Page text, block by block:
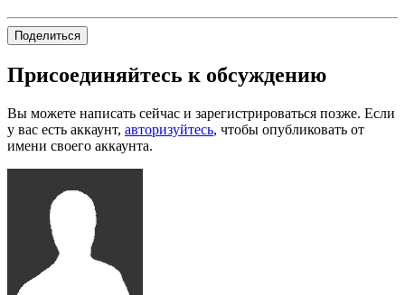
Поделиться
Присоединяйтесь к обсуждению
Вы можете написать сейчас и зарегистрироваться позже. Если
у вас есть аккаунт, авторизуйтесь, чтобы опубликовать от
имени своего аккаунта.